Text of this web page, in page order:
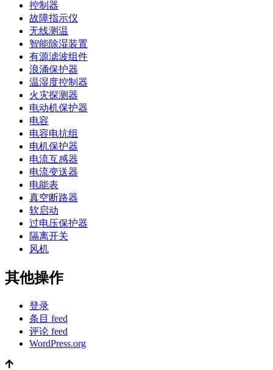
控制器
故障指示仪
无线测温
智能除湿装置
有源滤波组件
浪涌保护器
温湿度控制器
火灾探测器
电动机保护器
电容
电容电抗组
电机保护器
电流互感器
电流变送器
电能表
真空断路器
软启动
过电压保护器
隔离开关
风机
其他操作
登录
条目 feed
评论 feed
WordPress.org